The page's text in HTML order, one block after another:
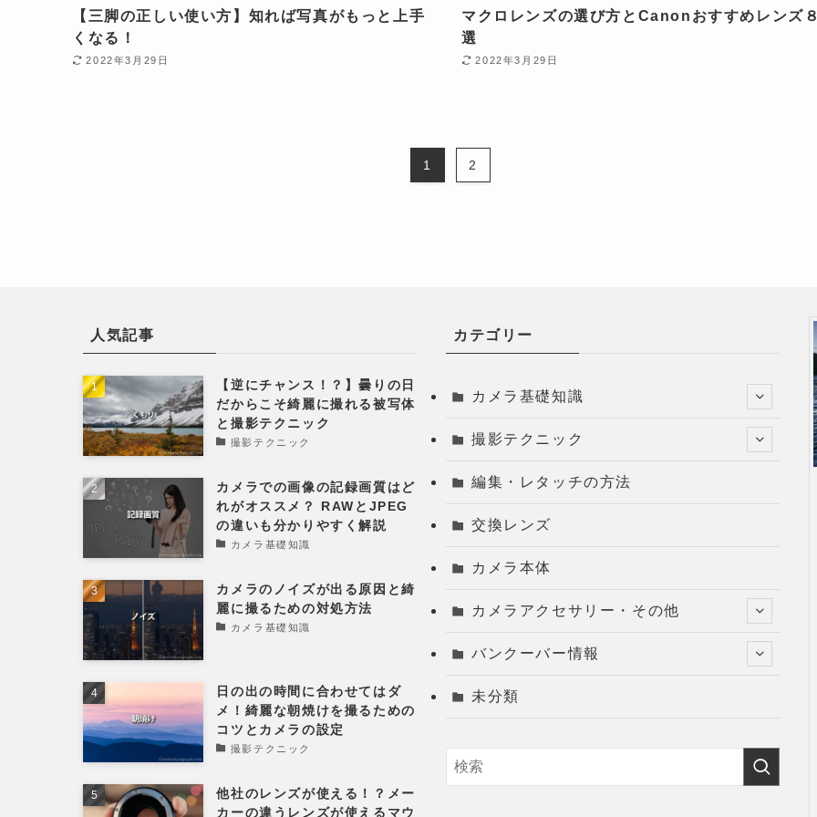
【三脚の正しい使い方】知れば写真がもっと上手
くなる！
2022年3月29日
マクロレンズの選び方とCanonおすすめレンズ
選
2022年3月29日
1 2
人気記事
【逆にチャンス！？】曇りの日
だからこそ綺麗に撮れる被写体
と撮影テクニック
撮影テクニック
カメラでの画像の記録画質はど
れがオススメ？ RAWとJPEG
の違いも分かりやすく解説
カメラ基礎知識
カメラのノイズが出る原因と綺
麗に撮るための対処方法
カメラ基礎知識
日の出の時間に合わせてはダ
メ！綺麗な朝焼けを撮るための
コツとカメラの設定
撮影テクニック
他社のレンズが使える！？メー
カーの違うレンズが使えるマウ
カテゴリー
カメラ基礎知識
撮影テクニック
編集・レタッチの方法
交換レンズ
カメラ本体
カメラアクセサリー・その他
バンクーバー情報
未分類